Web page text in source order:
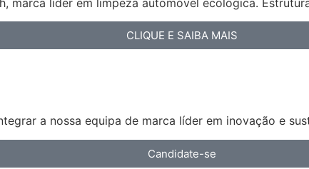
marca líder em limpeza automóvel ecológica.
CLIQUE E SAIBA MAIS
a nossa equipa de marca líder em inovação e
Candidate-se